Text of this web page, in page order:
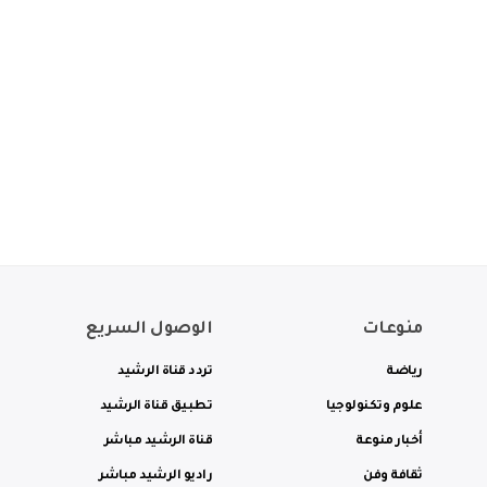
منوعات
رياضة
علوم وتكنولوجيا
أخبار منوعة
ثقافة وفن
الوصول السريع
تردد قناة الرشيد
تطبيق قناة الرشيد
قناة الرشيد مباشر
راديو الرشيد مباشر